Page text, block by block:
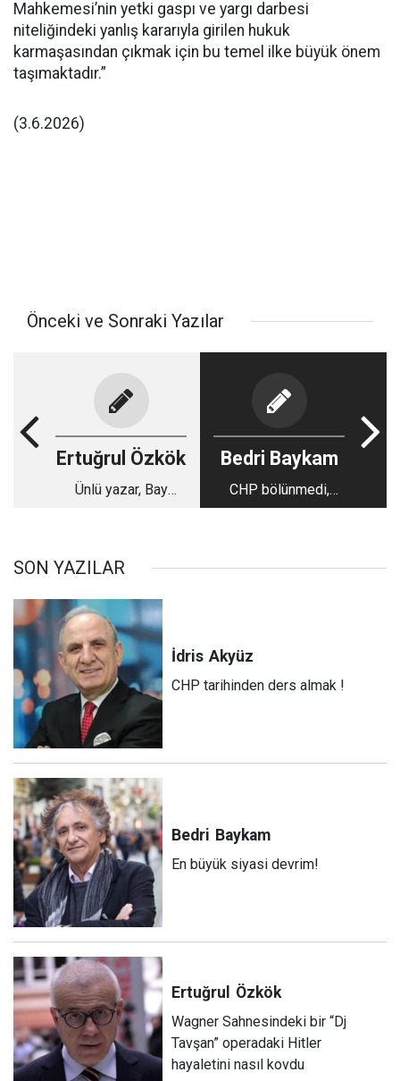
Mahkemesi’nin yetki gaspı ve yargı darbesi
niteliğindeki yanlış kararıyla girilen hukuk
karmaşasından çıkmak için bu temel ilke büyük önem
taşımaktadır.”
(3.6.2026)
Önceki ve Sonraki Yazılar
Ertuğrul Özkök
Ünlü yazar, Bay
yazsa neler derdi?
Bedri Baykam
CHP bölünmedi,
saldırı altında!
SON YAZILAR
İdris Akyüz
CHP tarihinden ders almak !
Bedri Baykam
En büyük siyasi devrim!
Ertuğrul Özkök
Wagner Sahnesindeki bir “Dj
Tavşan” operadaki Hitler
hayaletini nasıl kovdu